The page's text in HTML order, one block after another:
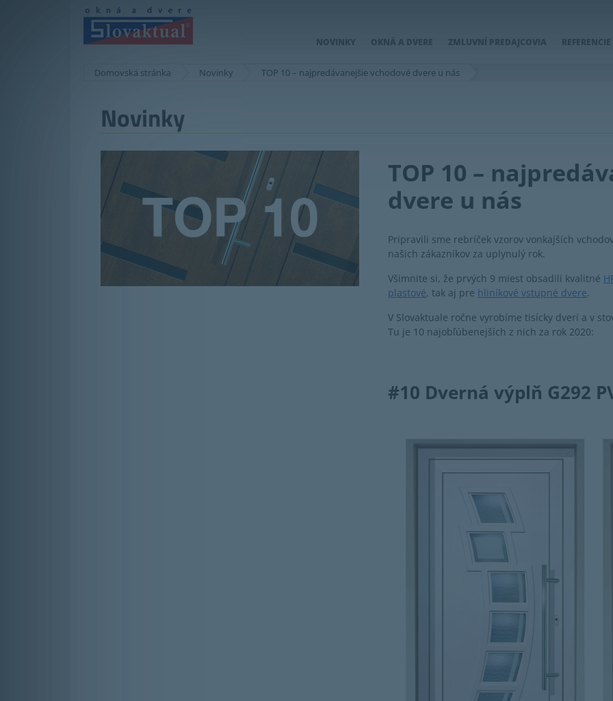
NOVINKY OKNÁ A DVERE ZMLUVNÍ PREDAJCOVIA REFERENCIE
Domovská stránka Novinky TOP 10 – najpredávanejšie vchodové dvere u nás
Novinky
TOP 10 –
dvere u nás
Pripravili sme rebríček vzorov vonkajších
našich zákazníkov za uplynulý rok.
Všimnite si, že prvých 9 miest obsadili kvalitné
plastové, tak aj pre hliníkové vstupné dvere.
V Slovaktuale ročne vyrobíme tisícky dverí a v
Tu je 10 najobľúbenejších z nich za rok 2020:
#10 Dverná výplň G292